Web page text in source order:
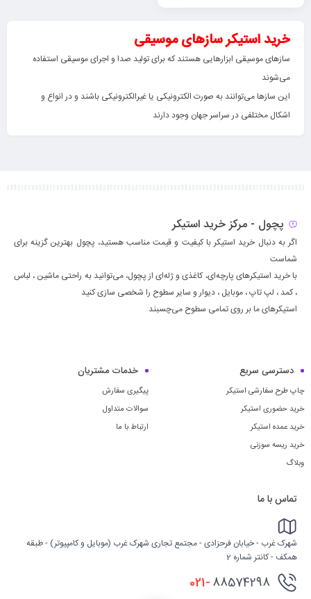
خرید استیکر سازهای موسیقی
سازهای موسیقی ابزارهایی هستند که برای تولید صدا و اجرای موسیقی استفاده
می‌شوند
این سازها می‌توانند به صورت الکترونیکی یا غیرالکترونیکی باشند و در انواع و
اشکال مختلفی در سراسر جهان وجود دارند
پچول - مرکز خرید استیکر
اگر به دنبال خرید استیکر با کیفیت و قیمت مناسب هستید، پچول بهترین گزینه برای
شماست
با خرید استیکرهای پارچه‌ای، کاغذی و ژله‌ای از پچول، می‌توانید به راحتی ماشين ، لباس
، كمد ، لپ تاپ ، موبايل ، ديوار و سایر سطوح را شخصی سازی کنید
استیکرهای ما بر روی تمامی سطوح می‌چسبند
دسترسی سریع
چاپ طرح سفارشی استیکر
خرید حضوری استیکر
خرید عمده استیکر
خرید ریسه سوزنی
وبلاگ
خدمات مشتریان
پیگیری سفارش
سوالات متداول
ارتباط با ما
تماس با ما
شهرک غرب - خیابان فرحزادی - مجتمع تجاری شهرک غرب (موبایل و کامپیوتر) - طبقه
همکف - کانتر شماره 2
021-88574298